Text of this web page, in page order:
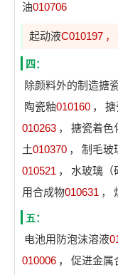
油010706
起动液C010197 ，
四：
除颜料外的制造搪
陶瓷釉010160 ， 搪
010263 ， 搪瓷着色
土010370 ， 制毛玻
010521 ， 水玻璃（
用合成物010631 ，
五：
电池用防泡沫溶液
010006 ， 促进金属